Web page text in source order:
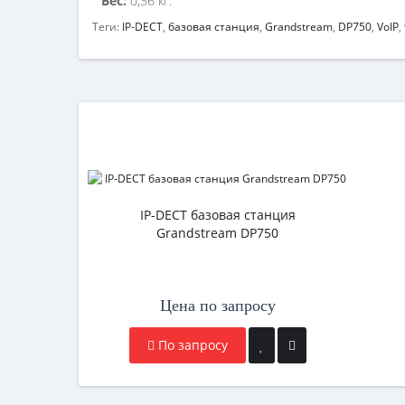
Теги: IP-DECT, базовая станция, Grandstream, DP750, VoIP,
IP-DECT базовая станция
Grandstream DP750
Цена по запросу
По запросу